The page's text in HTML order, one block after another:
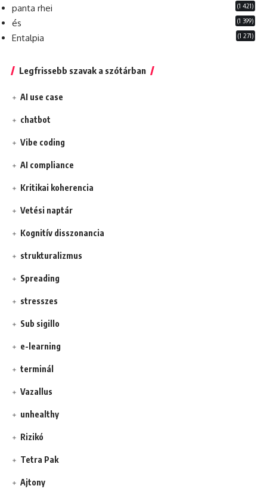
panta rhei (1 421)
és (1 399)
Entalpia (1 271)
Legfrissebb szavak a szótárban
AI use case
chatbot
Vibe coding
AI compliance
Kritikai koherencia
Vetési naptár
Kognitív disszonancia
strukturalizmus
Spreading
stresszes
Sub sigillo
e-learning
terminál
Vazallus
unhealthy
Rizikó
Tetra Pak
Ajtony